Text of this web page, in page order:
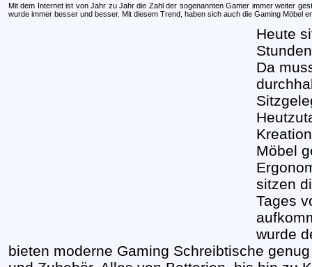
Mit dem Internet ist von Jahr zu Jahr die Zahl der sogenannten Gamer immer weiter
wurde immer besser und besser. Mit diesem Trend, haben sich auch die Gaming Möbel
Heute
Da
Möbel
sitzen
Tages
wurde
bieten moderne Gaming Schreibtische